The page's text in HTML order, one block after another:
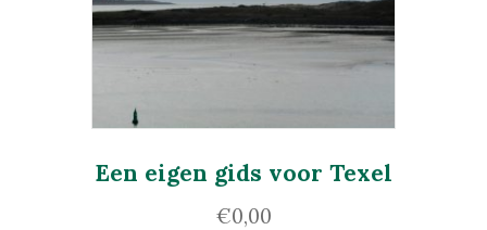
Een eigen gids voor Texel
€0,00